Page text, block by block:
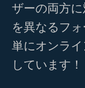
ザーの両方
を異なるフ
単にオンラ
しています！